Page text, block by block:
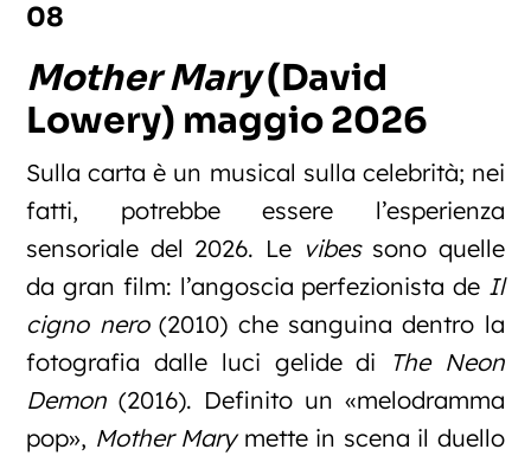
08
Mother Mary(David
Lowery) maggio 2026
Sulla carta è un musical sulla celebrità; nei
fatti, potrebbe essere l’esperienza
sensoriale del 2026. Le vibessono quelle
da gran film: l’angoscia perfezionista de Il
cigno nero(2010) che sanguina dentro la
fotografia dalle luci gelide di
The Neon
Demon(2016). Definito un «melodramma
pop», Mother Marymette in scena il duello